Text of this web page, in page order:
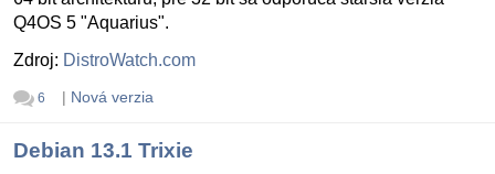
Q4OS 5 "Aquarius".
Zdroj: DistroWatch.com
6 | Nová verzia
Debian 13.1 Trixie